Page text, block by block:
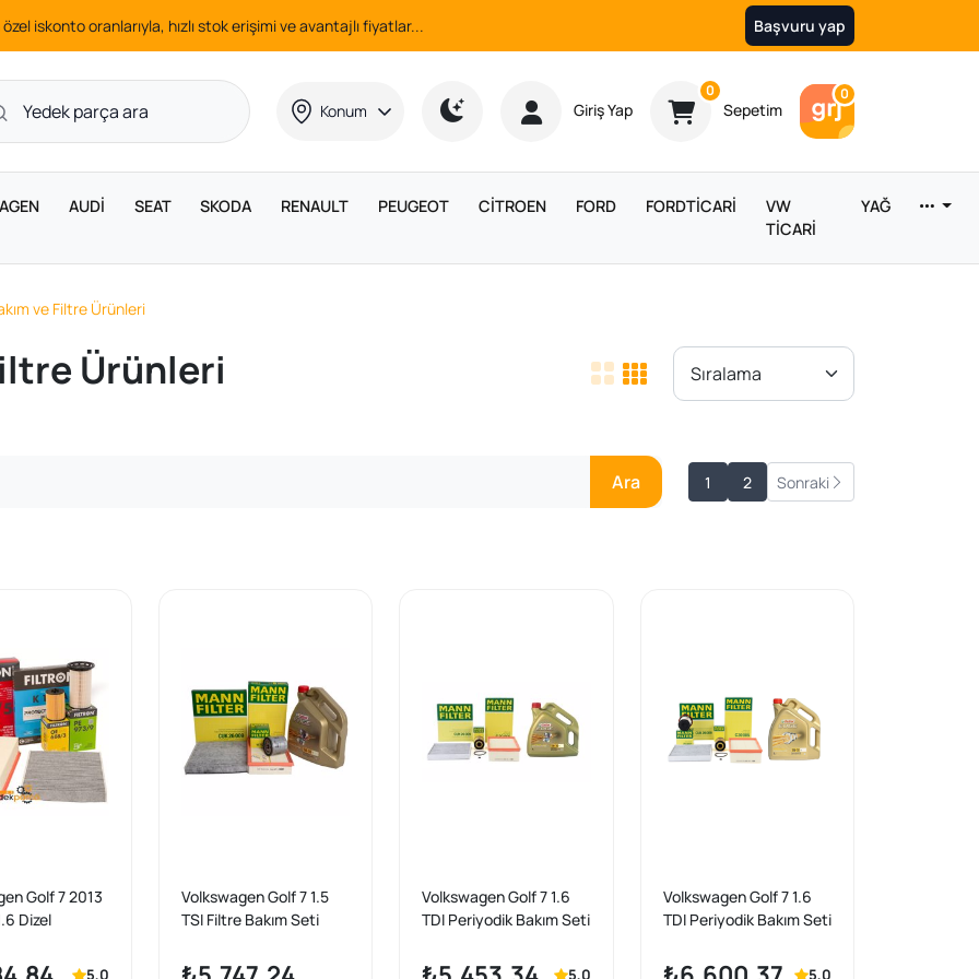
iskonto oranlarıyla, hızlı stok erişimi ve avantajlı fiyatlar... Başvuru yap
Konum Giriş Yap
0Ürün sayısı
Sepetim
0Araç sayısı
AUDİ SEAT SKODA RENAULT PEUGEOT CİTROEN FORD FORDTİCARİ
VW
TİCARİ
YAĞ
ve Filtre Ürünleri
Ürünleri
Ara 1 2 Sonraki
Golf 7 2013
Dizel
Marka
5,0
Volkswagen Golf 7 1.5
TSI Filtre Bakım Seti
Motor Yağlı
Volkswagen Golf 7 1.6
TDI Periyodik Bakım Seti
Marka Castrol 5W-30 LL
5,0
Volkswagen Golf 7 1.6
TDI Periyodik Bakım Seti
Castrol Motor Yağlı
5,0